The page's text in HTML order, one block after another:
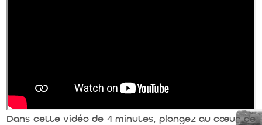
Dans cette vidéo de 4 minutes, plongez au cœur de